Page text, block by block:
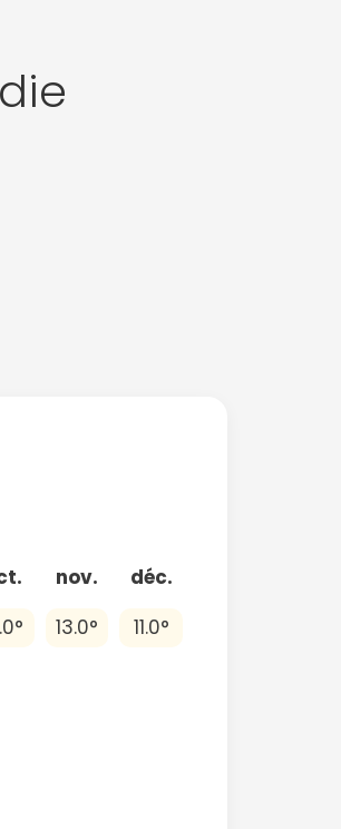
nov.
déc.
13.0° 11.0°